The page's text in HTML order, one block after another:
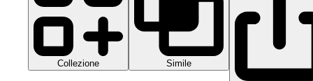
Collezione Simile